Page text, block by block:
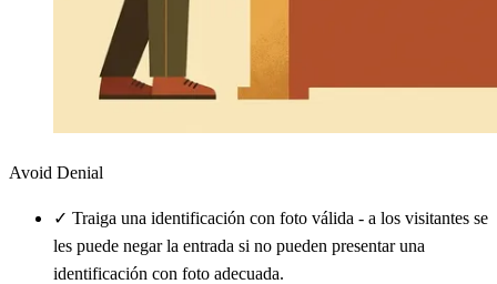
Avoid Denial
✓ Traiga una identificación con foto válida - a los visitantes se
les puede negar la entrada si no pueden presentar una
identificación con foto adecuada.